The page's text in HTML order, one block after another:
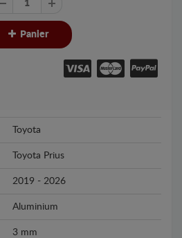
Panier
Toyota
Toyota Prius
2019 - 2026
Aluminium
3 mm